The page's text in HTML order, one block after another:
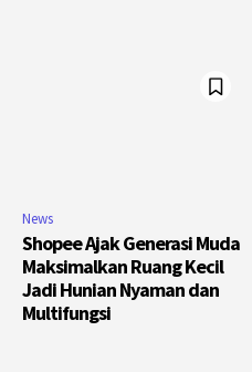
News
Shopee Ajak Generasi Muda
Maksimalkan Ruang Kecil
Jadi Hunian Nyaman dan
Multifungsi